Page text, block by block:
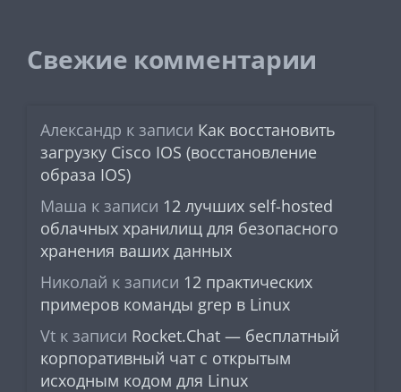
Свежие комментарии
Александр к записи Как восстановить
загрузку Cisco IOS (восстановление
образа IOS)
Маша к записи 12 лучших self-hosted
облачных хранилищ для безопасного
хранения ваших данных
Николай к записи 12 практических
примеров команды grep в Linux
Vt к записи Rocket.Chat — бесплатный
корпоративный чат с открытым
исходным кодом для Linux